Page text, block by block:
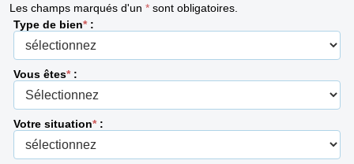
Les champs marqués d'un * sont obligatoires.
Type de bien*:
Vous êtes*:
Votre situation*: